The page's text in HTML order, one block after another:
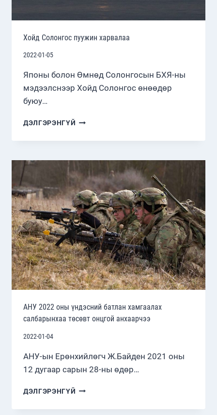
Хойд Солонгос пуужин харвалаа
2022-01-05
Японы болон Өмнөд Солонгосын БХЯ-ны
мэдээлснээр Хойд Солонгос өнөөдөр
буюу…
ДЭЛГЭРЭНГҮЙ ХОЙД
ПУУЖИН
АНУ 2022 оны үндэсний батлан хамгаалах
салбарынхаа төсөвт онцгой анхаарчээ
2022-01-04
АНУ-ын Ерөнхийлөгч Ж.Байден 2021 оны
12 дугаар сарын 28-ны өдөр…
ДЭЛГЭРЭНГҮЙ АНУ
ОНЫ